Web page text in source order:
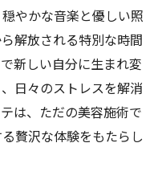
やかな音楽と優しい照
解放される特別な時間
新しい自分に生まれ変
日々のストレスを解消
は、ただの美容施術で
贅沢な体験をもたらし